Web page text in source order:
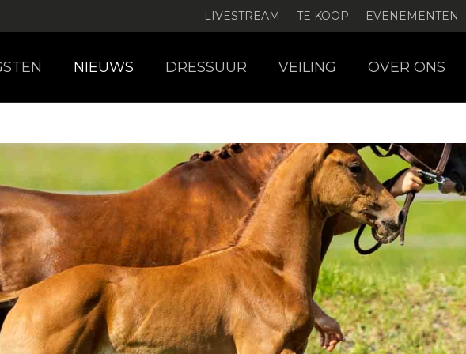
LIVESTREAM TE KOOP EVENEMENTEN
NIEUWS DRESSUUR VEILING OVER ONS